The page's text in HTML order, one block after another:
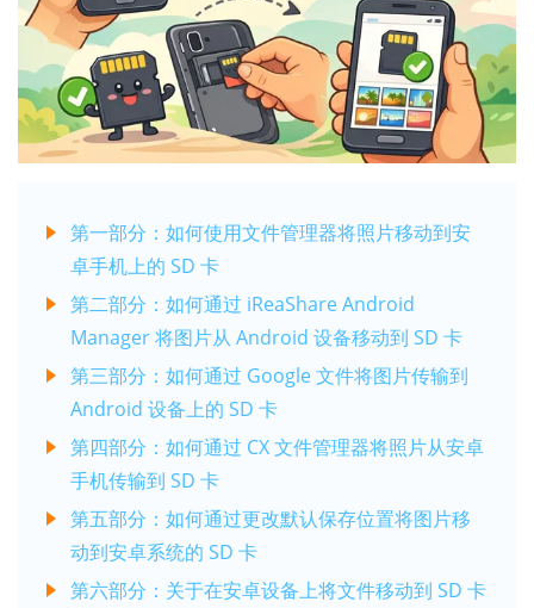
第一部分：如何使用文件管理器将照片移动到安
卓手机上的 SD 卡
第二部分：如何通过 iReaShare Android
Manager 将图片从 Android 设备移动到 SD 卡
第三部分：如何通过 Google 文件将图片传输到
Android 设备上的 SD 卡
第四部分：如何通过 CX 文件管理器将照片从安卓
手机传输到 SD 卡
第五部分：如何通过更改默认保存位置将图片移
动到安卓系统的 SD 卡
第六部分：关于在安卓设备上将文件移动到 SD 卡